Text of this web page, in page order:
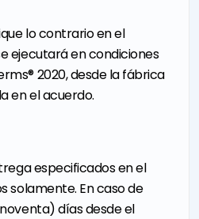
lo contrario en el
ejecutará en condiciones
2020, desde la fábrica
en el acuerdo.
especificados en el
solamente. En caso de
días desde el